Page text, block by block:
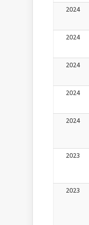
2024
2024
2024
2024
2024
2023
2023